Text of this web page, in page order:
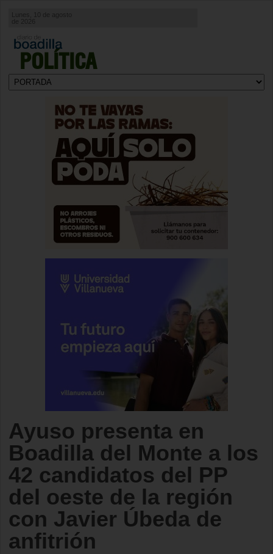
POLÍTICA
Lunes, 10 de agosto
Ayuso presenta en
Boadilla del Monte a los
42 candidatos del PP
del oeste de la región
con Javier Úbeda de
anfitrión